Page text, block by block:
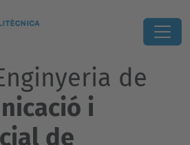
de
i
de